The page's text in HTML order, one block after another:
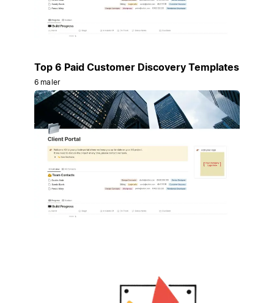
Top 6 Paid Customer Discovery Templates
6 maler